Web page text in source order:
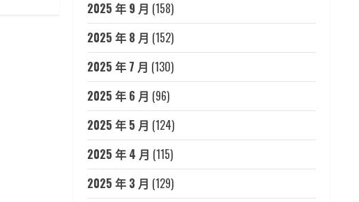
2025 年 9 月 (158)
2025 年 8 月 (152)
2025 年 7 月 (130)
2025 年 6 月 (96)
2025 年 5 月 (124)
2025 年 4 月 (115)
2025 年 3 月 (129)